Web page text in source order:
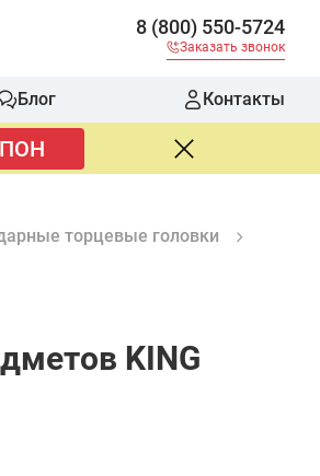
8 (800) 550-5724
Заказать звонок
Блог Контакты
торцевые головки
KING